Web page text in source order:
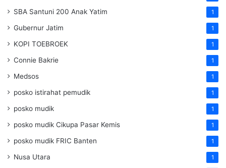
SBA Santuni 200 Anak Yatim 1
Gubernur Jatim 1
KOPI TOEBROEK 1
Connie Bakrie 1
Medsos 1
posko istirahat pemudik 1
posko mudik 1
posko mudik Cikupa Pasar Kemis 1
posko mudik FRIC Banten 1
Nusa Utara 1